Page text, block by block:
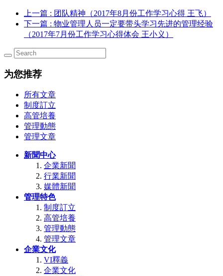
上一篇 : 团队精神（2017年8月份工作学习心得 王飞）
下一篇 : 物业管理人员一定要带头学习先进的管理经验
（2017年7月份工作学习心得体会 王小义）
为您推荐
所有文章
制度訂立
高管培養
管理動態
管理文章
新聞中心
企業新聞
行業新聞
媒體新聞
管理特色
制度訂立
高管培養
管理動態
管理文章
企業文化
VI釋義
企業文化